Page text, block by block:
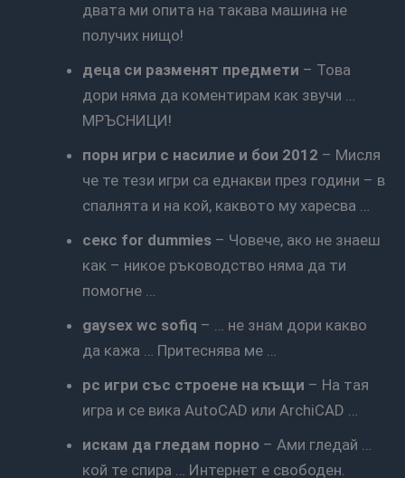
двата ми опита на такава машина не
получих нищо!
деца си разменят предмети – Това
дори няма да коментирам как звучи …
МРЪСНИЦИ!
порн игри с насилие и бои 2012 – Мисля
че те тези игри са еднакви през години – в
спалнята и на кой, каквото му харесва …
секс for dummies – Човече, ако не знаеш
как – никое ръководство няма да ти
помогне …
gaysex wc sofiq – … не знам дори какво
да кажа … Притеснява ме …
pc игри със строене на къщи – На тая
игра и се вика AutoCAD или ArchiCAD …
искам да гледам порно – Ами гледай …
кой те спира … Интернет е свободен.